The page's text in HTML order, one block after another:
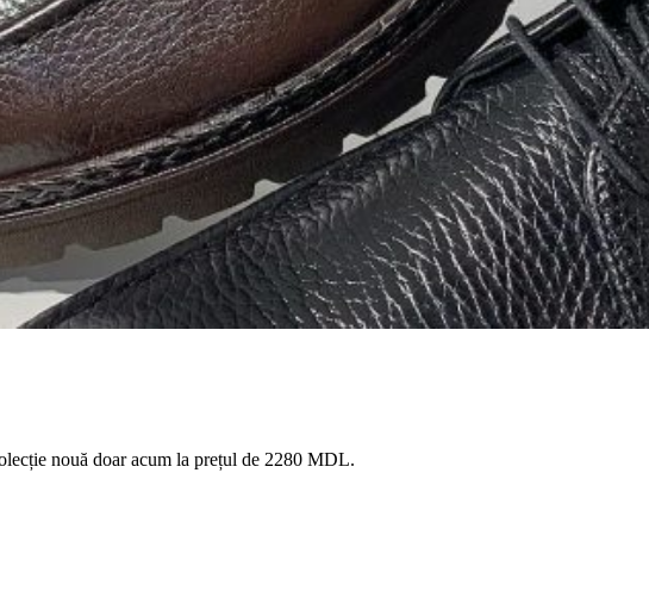
nouă doar acum la prețul de 2280 MDL.